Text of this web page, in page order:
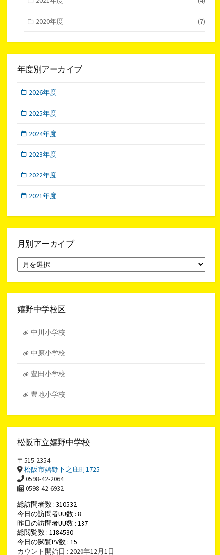
2020年度 (7)
年度別アーカイブ
2026年度
2025年度
2024年度
2023年度
2022年度
2021年度
月別アーカイブ
別
ア
イ
嬉野中学校区
中川小学校
中原小学校
豊田小学校
豊地小学校
松阪市立嬉野中学校
〒515-2354
松阪市嬉野下之庄町1725
0598-42-2064
0598-42-6932
総訪問者数 : 310532
今日の訪問者UU数 : 8
昨日の訪問者UU数 : 137
総閲覧数 : 1184530
今日の閲覧PV数 : 15
カウント開始日 : 2020年12月1日